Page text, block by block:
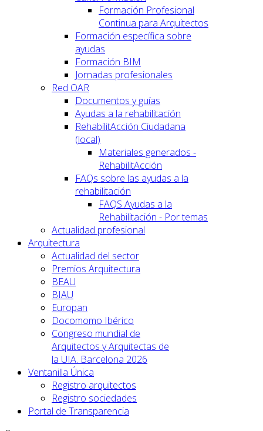
Formación Profesional
Continua para Arquitectos
Formación específica sobre
ayudas
Formación BIM
Jornadas profesionales
Red OAR
Documentos y guías
Ayudas a la rehabilitación
RehabilitAcción Ciudadana
(local)
Materiales generados -
RehabilitAcción
FAQs sobre las ayudas a la
rehabilitación
FAQS Ayudas a la
Rehabilitación - Por temas
Actualidad profesional
Arquitectura
Actualidad del sector
Premios Arquitectura
BEAU
BIAU
Europan
Docomomo Ibérico
Congreso mundial de
Arquitectos y Arquitectas de
la UIA. Barcelona 2026
Ventanilla Única
Registro arquitectos
Registro sociedades
Portal de Transparencia